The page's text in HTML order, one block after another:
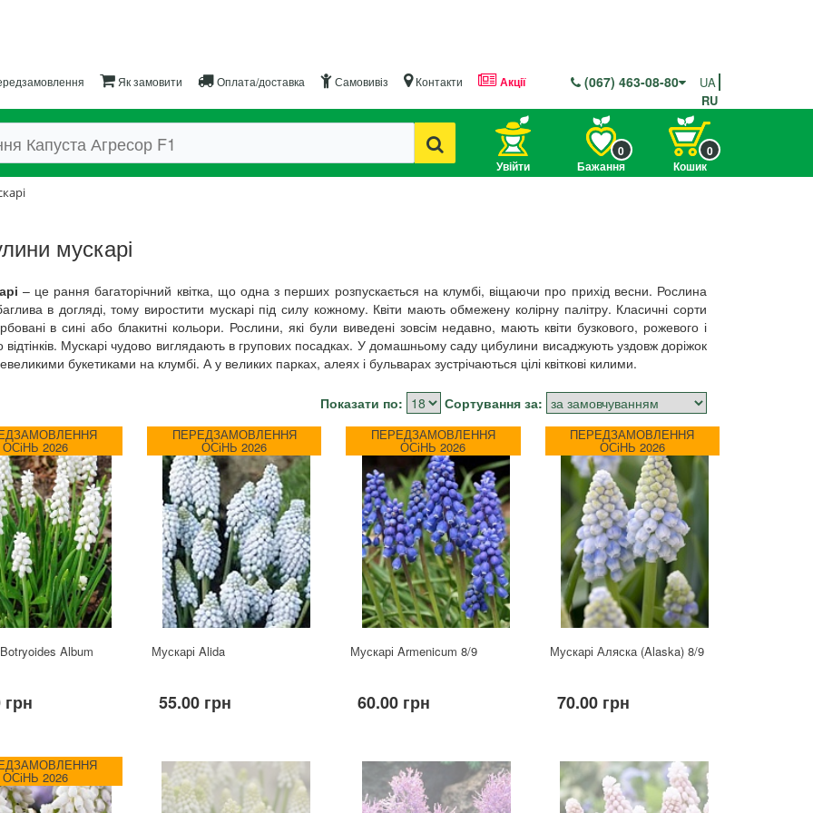
Як замовити Оплата/доставка Самовивіз Контакти Акції (067) 463-08-80
UA
RU
Увійти Бажання
0
Кошик
0
мускарі
– це рання багаторічний квітка, що одна з перших розпускається на клумбі, віщаючи про прихід весни. Рослина
в догляді, тому виростити мускарі під силу кожному. Квіти мають обмежену колірну палітру. Класичні сорти
в сині або блакитні кольори. Рослини, які були виведені зовсім недавно, мають квіти бузкового, рожевого і
відтінків. Мускарі чудово виглядають в групових посадках. У домашньому саду цибулини висаджують уздовж доріжок
букетиками на клумбі. А у великих парках, алеях і бульварах зустрічаються цілі квіткові килими.
Показати по: Сортування за:
ОСіНЬ 2026
Album
грн
ПЕРЕДЗАМОВЛЕННЯ
ОСіНЬ 2026
Мускарі Alida
55.00 грн
ПЕРЕДЗАМОВЛЕННЯ
ОСіНЬ 2026
Мускарі Armenicum 8/9
60.00 грн
ПЕРЕДЗАМОВЛЕННЯ
ОСіНЬ 2026
Мускарі Аляска (Alaska) 8/9
70.00 грн
ОСіНЬ 2026